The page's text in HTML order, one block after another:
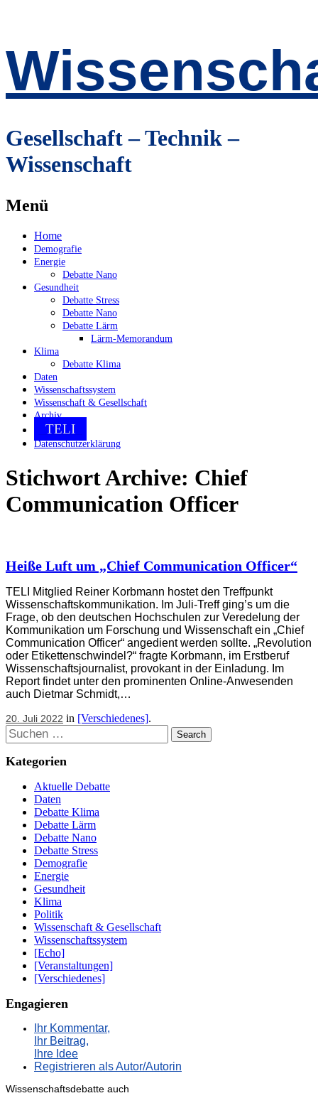
Gesellschaft – Technik –
Wissenschaft
Menü
Zum
Inhalt
springen
Home
Demografie
Energie
Debatte Nano
Gesundheit
Debatte Stress
Debatte Nano
Debatte Lärm
Lärm-Memorandum
Klima
Debatte Klima
Daten
Wissenschaftssystem
Wissenschaft & Gesellschaft
Archiv
TELI
Datenschutzerklärung
Stichwort Archive: Chief
Communication Officer
Heiße Luft um „Chief Communication Officer“
TELI Mitglied Reiner Korbmann hostet den Treffpunkt
Wissenschaftskommunikation. Im Juli-Treff ging’s um die
Frage, ob den deutschen Hochschulen zur Veredelung der
Kommunikation um Forschung und Wissenschaft ein „Chief
Communication Officer“ angedient werden sollte. „Revolution
oder Etikettenschwindel?“ fragte Korbmann, im Erstberuf
Wissenschaftsjournalist, provokant in der Einladung. Im
Report findet unter den prominenten Online-Anwesenden
auch Dietmar Schmidt,…
20. Juli 2022 in [Verschiedenes].
Suchen
Kategorien
Aktuelle Debatte
Daten
Debatte Klima
Debatte Lärm
Debatte Nano
Debatte Stress
Demografie
Energie
Gesundheit
Klima
Politik
Wissenschaft & Gesellschaft
Wissenschaftssystem
[Echo]
[Veranstaltungen]
[Verschiedenes]
Engagieren
Ihr Kommentar,
Ihr Beitrag,
Ihre Idee
Registrieren als Autor/Autorin
Wissenschaftsdebatte auch